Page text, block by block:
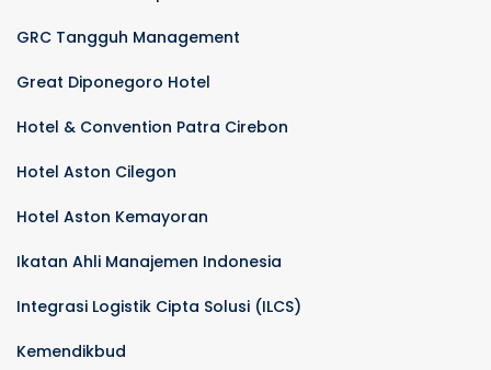
GRC Tangguh Management
Great Diponegoro Hotel
Hotel & Convention Patra Cirebon
Hotel Aston Cilegon
Hotel Aston Kemayoran
Ikatan Ahli Manajemen Indonesia
Integrasi Logistik Cipta Solusi (ILCS)
Kemendikbud